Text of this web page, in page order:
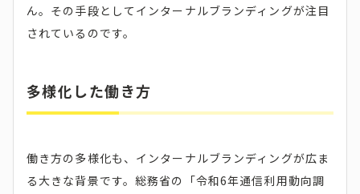
ん。その手段としてインターナルブランディングが注目
されているのです。
多様化した働き方
働き方の多様化も、インターナルブランディングが広ま
る大きな背景です。総務省の「令和6年通信利用動向調